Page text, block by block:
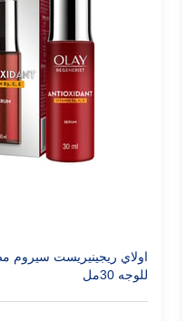
اولاي ريجينيريست سيروم
للوجه 30مل